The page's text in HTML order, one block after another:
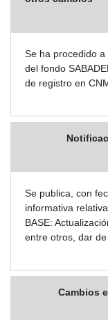
Se ha procedido
del fondo
de registro en
Se publica, con
informativa
BASE:
entre otros, dar de
Cambios